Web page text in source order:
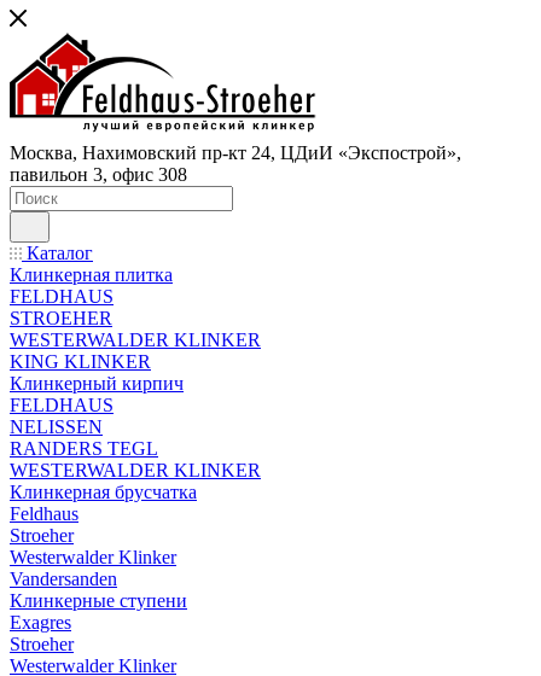
Москва, Нахимовский пр-кт 24, ЦДиИ «Экспострой»,
павильон 3, офис 308
Каталог
Клинкерная плитка
FELDHAUS
STROEHER
WESTERWALDER KLINKER
KING KLINKER
Клинкерный кирпич
FELDHAUS
NELISSEN
RANDERS TEGL
WESTERWALDER KLINKER
Клинкерная брусчатка
Feldhaus
Stroeher
Westerwalder Klinker
Vandersanden
Клинкерные ступени
Exagres
Stroeher
Westerwalder Klinker